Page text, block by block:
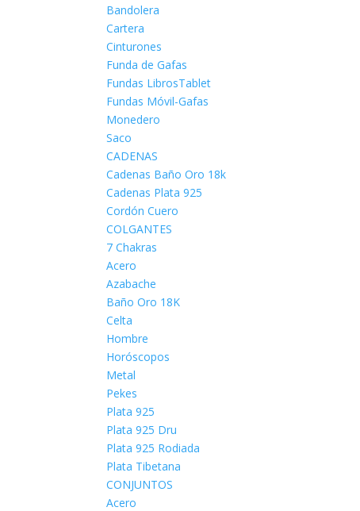
Bandolera
Cartera
Cinturones
Funda de Gafas
Fundas LibrosTablet
Fundas Móvil-Gafas
Monedero
Saco
CADENAS
Cadenas Baño Oro 18k
Cadenas Plata 925
Cordón Cuero
COLGANTES
7 Chakras
Acero
Azabache
Baño Oro 18K
Celta
Hombre
Horóscopos
Metal
Pekes
Plata 925
Plata 925 Dru
Plata 925 Rodiada
Plata Tibetana
CONJUNTOS
Acero